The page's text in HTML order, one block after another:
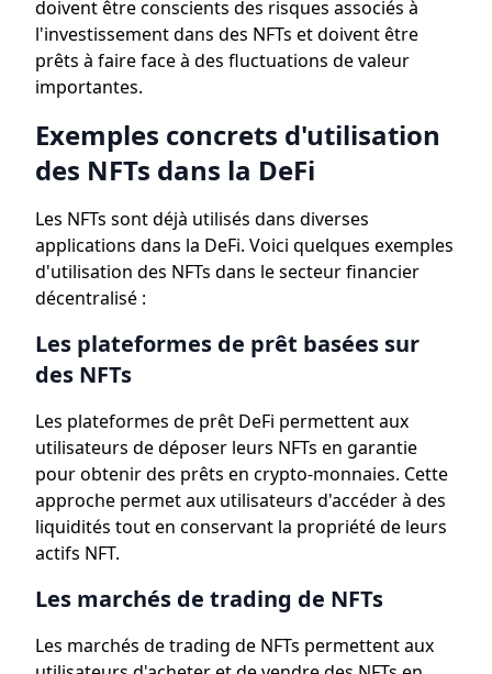
doivent être conscients des risques associés à
l'investissement dans des NFTs et doivent être
prêts à faire face à des fluctuations de valeur
importantes.
Exemples concrets d'utilisation
des NFTs dans la DeFi
Les NFTs sont déjà utilisés dans diverses
applications dans la DeFi. Voici quelques exemples
d'utilisation des NFTs dans le secteur financier
décentralisé :
Les plateformes de prêt basées sur
des NFTs
Les plateformes de prêt DeFi permettent aux
utilisateurs de déposer leurs NFTs en garantie
pour obtenir des prêts en crypto-monnaies. Cette
approche permet aux utilisateurs d'accéder à des
liquidités tout en conservant la propriété de leurs
actifs NFT.
Les marchés de trading de NFTs
Les marchés de trading de NFTs permettent aux